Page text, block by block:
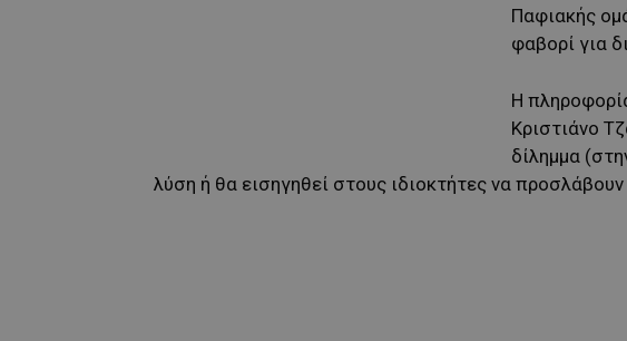
Παφιακής
φαβορί για
Η
Κριστιάνο
δίλημμα
λύση ή θα εισηγηθεί στους ιδιοκτήτες να προσλάβουν